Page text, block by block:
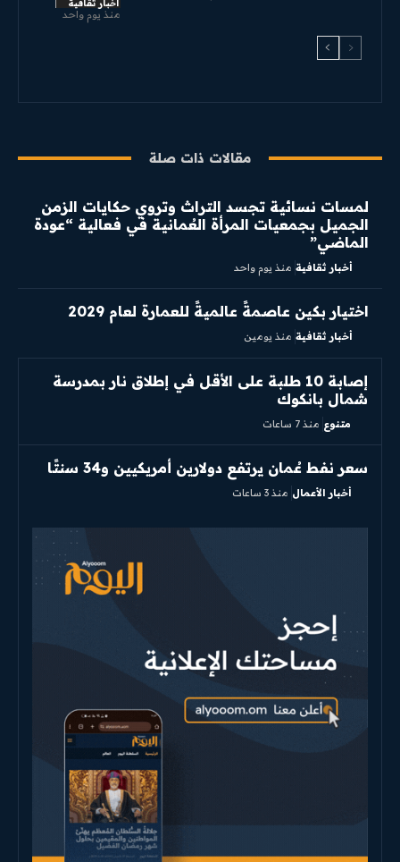
أخبار ثقافية
منذ يوم واحد
مقالات ذات صلة
لمسات نسائية تجسد التراث وتروي حكايات الزمن
الجميل بجمعيات المرأة العُمانية في فعالية “عودة
الماضي”
أخبار ثقافية منذ يوم واحد
اختيار بكين عاصمةً عالميةً للعمارة لعام 2029
أخبار ثقافية منذ يومين
إصابة 10 طلبة على الأقل في إطلاق نار بمدرسة
شمال بانكوك
متنوع منذ 7 ساعات
سعر نفط عُمان يرتفع دولارين أمريكيين و34 سنتًا
أخبار الأعمال منذ 3 ساعات